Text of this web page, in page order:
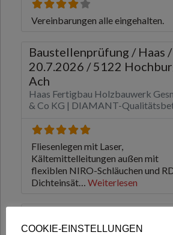
COOKIE-EINSTELLUNGEN